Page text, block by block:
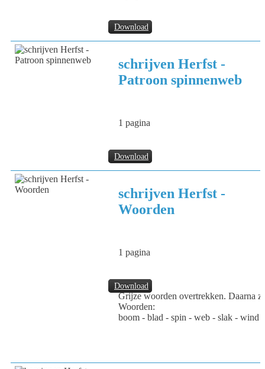
Download
Download
schrijven Herfst -
Patroon spinnenweb
1 pagina
Download
schrijven Herfst -
Woorden
1 pagina
Grijze woorden overtrekken. Daarna
Woorden:
boom - blad - spin - web - slak - wind